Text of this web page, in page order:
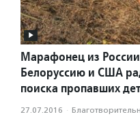
Марафонец из
Белоруссию и США
поиска пропавших
27.07.2016 ·